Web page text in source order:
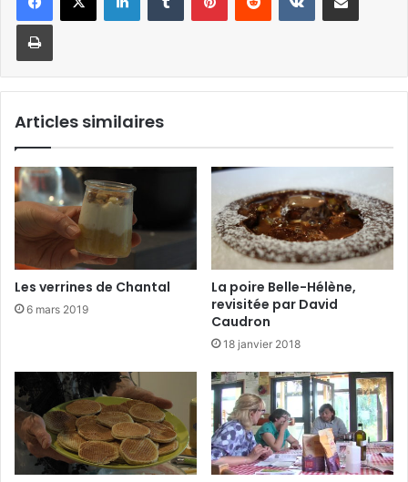
Imprimer
Articles similaires
Les verrines de Chantal
6 mars 2019
La poire Belle-Hélène,
revisitée par David
Caudron
18 janvier 2018